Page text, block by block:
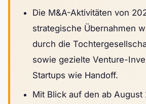
Die M&A-Aktivitäten von
strategische Übernahmen
durch die
sowie gezielte Venture-
Startups wie Handoff.
Mit Blick auf den ab August